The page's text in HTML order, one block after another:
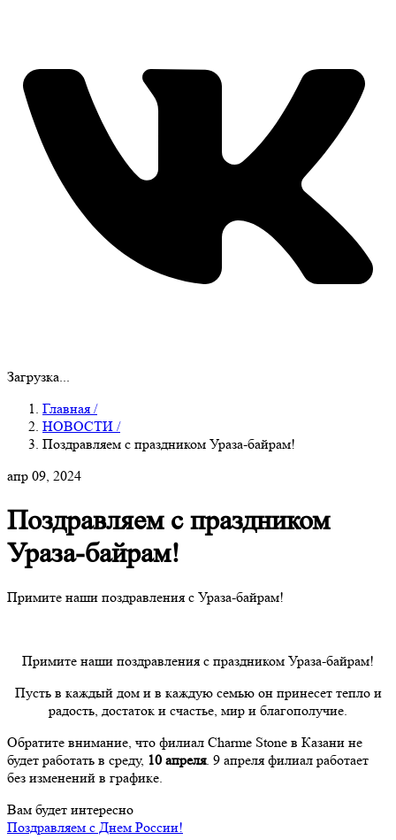
Загрузка...
Главная /
НОВОСТИ /
Поздравляем с праздником Ураза-байрам!
апр 09, 2024
Поздравляем с праздником
Ураза-байрам!
Примите наши поздравления с Ураза-байрам!
Примите наши поздравления с праздником Ураза-байрам!
Пусть в каждый дом и в каждую семью он принесет тепло и
радость, достаток и счастье, мир и благополучие.
Обратите внимание, что филиал Charme Stone в Казани не
будет работать в среду, 10 апреля. 9 апреля филиал работает
без изменений в графике.
Вам будет интересно
Поздравляем с Днем России!